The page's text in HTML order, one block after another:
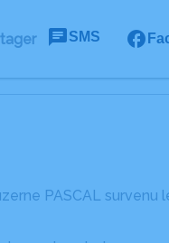
SMS
PASCAL survenu